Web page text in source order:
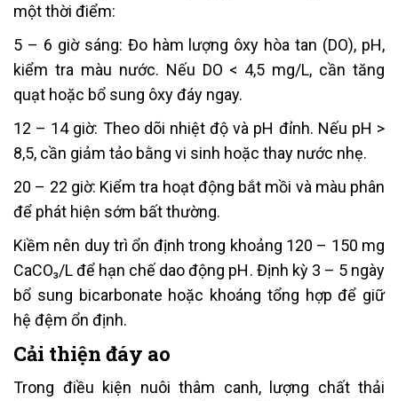
một thời điểm:
5 – 6 giờ sáng: Đo hàm lượng ôxy hòa tan (DO), pH,
kiểm tra màu nước. Nếu DO < 4,5 mg/L, cần tăng
quạt hoặc bổ sung ôxy đáy ngay.
12 – 14 giờ: Theo dõi nhiệt độ và pH đỉnh. Nếu pH >
8,5, cần giảm tảo bằng vi sinh hoặc thay nước nhẹ.
20 – 22 giờ: Kiểm tra hoạt động bắt mồi và màu phân
để phát hiện sớm bất thường.
Kiềm nên duy trì ổn định trong khoảng 120 – 150 mg
CaCO₃/L để hạn chế dao động pH. Định kỳ 3 – 5 ngày
bổ sung bicarbonate hoặc khoáng tổng hợp để giữ
hệ đệm ổn định.
Cải thiện đáy ao
Trong điều kiện nuôi thâm canh, lượng chất thải